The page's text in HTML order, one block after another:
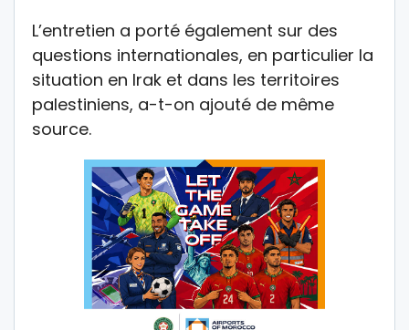
L’entretien a porté également sur des
questions internationales, en particulier la
situation en Irak et dans les territoires
palestiniens, a-t-on ajouté de même
source.